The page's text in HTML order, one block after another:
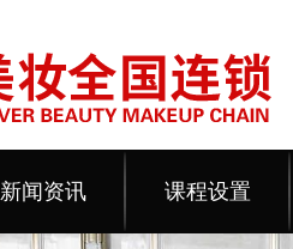
新闻资讯 课程设置